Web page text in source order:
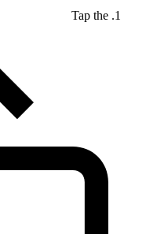
Tap the